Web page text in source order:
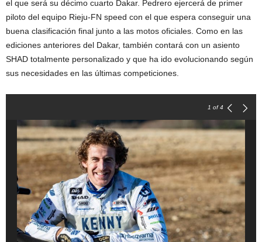
el que será su décimo cuarto Dakar. Pedrero ejercerá de primer
piloto del equipo Rieju-FN speed con el que espera conseguir una
buena clasificación final junto a las motos oficiales. Como en las
ediciones anteriores del Dakar, también contará con un asiento
SHAD totalmente personalizado y que ha ido evolucionando según
sus necesidades en las últimas competiciones.
1 of 4